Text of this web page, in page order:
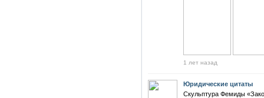
1 лет назад
Юридические цитаты
Скульптура Фемиды